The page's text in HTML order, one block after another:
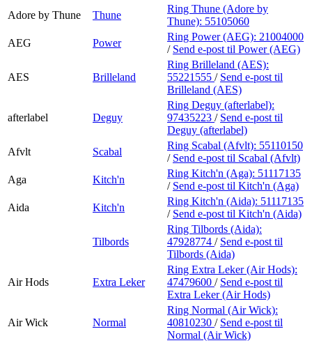
Adore by Thune
Thune
Ring Thune (Adore by
Thune): 55105060
AEG
Power
Ring Power (AEG): 21004000
/ Send e-post til Power (AEG)
AES Brilleland
Ring Brilleland (AES):
55221555 / Send e-post til
Brilleland (AES)
afterlabel Deguy
Ring Deguy (afterlabel):
97435223 / Send e-post til
Deguy (afterlabel)
Afvlt
Scabal
Ring Scabal (Afvlt): 55110150
/ Send e-post til Scabal (Afvlt)
Aga
Kitch'n
Ring Kitch'n (Aga): 51117135
/ Send e-post til Kitch'n (Aga)
Aida
Kitch'n
Ring Kitch'n (Aida): 51117135
/ Send e-post til Kitch'n (Aida)
Tilbords
Ring Tilbords (Aida):
47928774 / Send e-post til
Tilbords (Aida)
Air Hods Extra Leker
Ring Extra Leker (Air Hods):
47479600 / Send e-post til
Extra Leker (Air Hods)
Air Wick Normal
Ring Normal (Air Wick):
40810230 / Send e-post til
Normal (Air Wick)